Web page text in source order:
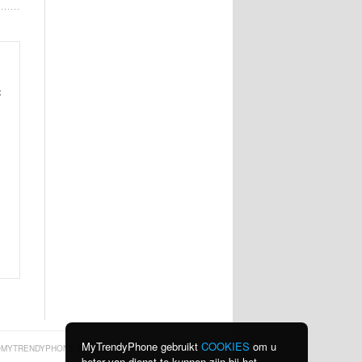
MyTrendyPhone gebruikt COOKIES om u